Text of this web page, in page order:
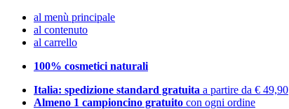
al menù principale
al contenuto
al carrello
100% cosmetici naturali
Italia: spedizione standard gratuita a partire da € 49,90
Almeno 1 campioncino gratuito con ogni ordine